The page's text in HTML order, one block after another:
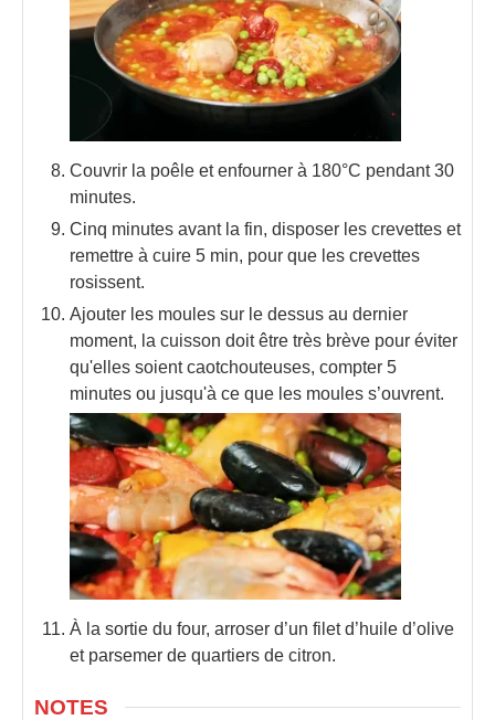
Couvrir la poêle et enfourner à 180°C pendant 30
minutes.
Cinq minutes avant la fin, disposer les crevettes et
remettre à cuire 5 min, pour que les crevettes
rosissent.
Ajouter les moules sur le dessus au dernier
moment, la cuisson doit être très brève pour éviter
qu'elles soient caotchouteuses, compter 5
minutes ou jusqu'à ce que les moules s’ouvrent.
À la sortie du four, arroser d’un filet d’huile d’olive
et parsemer de quartiers de citron.
NOTES